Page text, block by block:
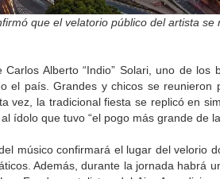
que el velatorio público del artista se
Alberto “Indio” Solari, uno de los
el país. Grandes y chicos se reunieron
vez, la tradicional fiesta se replicó en
ídolo que tuvo “el pogo más grande de la
músico confirmará el lugar del velorio
Además, durante la jornada habrá